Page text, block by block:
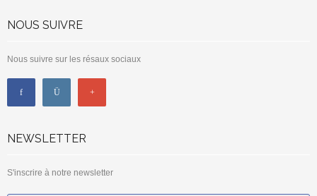
NOUS SUIVRE
Nous suivre sur les résaux sociaux
NEWSLETTER
S'inscrire à notre newsletter